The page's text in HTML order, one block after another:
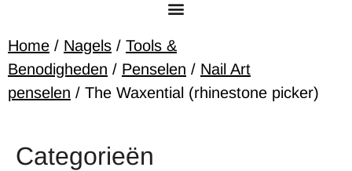
Home / Nagels / Tools &
Benodigheden / Penselen / Nail Art
penselen / The Waxential (rhinestone picker)
Categorieën